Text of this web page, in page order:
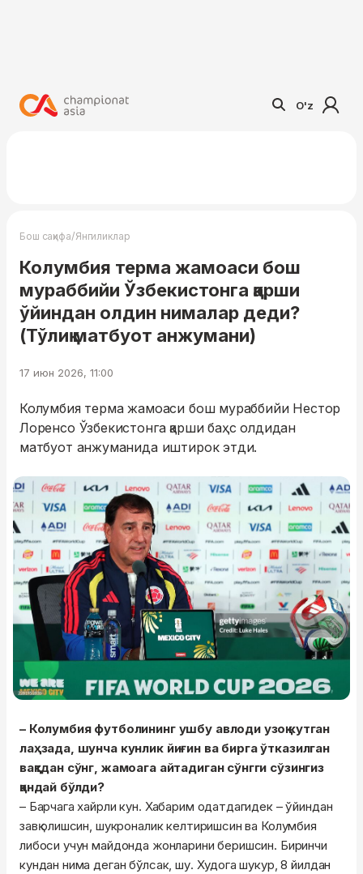
O'z
Бош саҳифа/Янгиликлар
Колумбия терма жамоаси бош
мураббийи Ўзбекистонга қарши
ўйиндан олдин нималар деди?
(Тўлиқ матбуот анжумани)
17 июн 2026, 11:00
Колумбия терма жамоаси бош мураббийи Нестор
Лоренсо Ўзбекистонга қарши баҳс олдидан
матбуот анжуманида иштирок этди.
– Колумбия футболининг ушбу авлоди узоқ кутган
лаҳзада, шунча кунлик йиғин ва бирга ўтказилган
вақтдан сўнг, жамоага айтадиган сўнгги сўзингиз
қандай бўлди?
– Барчага хайрли кун. Хабарим одатдагидек – ўйиндан
завқ олишсин, шукроналик келтиришсин ва Колумбия
либоси учун майдонда жонларини беришсин. Биринчи
кундан нима деган бўлсак, шу. Худога шукур, 8 йилдан